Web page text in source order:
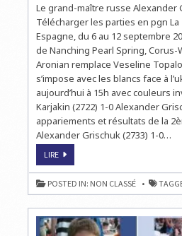
Le grand-maître russe Alexander
Télécharger les parties en pgn La
Espagne, du 6 au 12 septembre
de Nanching Pearl Spring,
Aronian remplace Veseline
s’impose avec les blancs face à
aujourd’hui à 15h avec couleurs
Karjakin (2722) 1-0 Alexander
appariements et résultats de la
Alexander Grischuk (2733) 1-0…
LIREMASTER
DE
BILBAO
:
LA
À
15H
POSTED IN: NON CLASSÉ